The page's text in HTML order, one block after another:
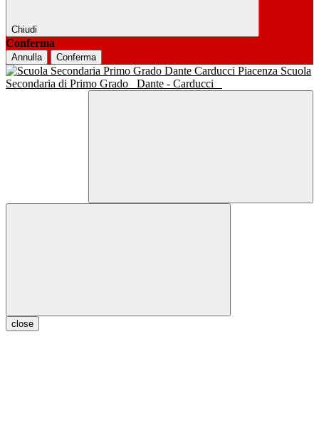
Chiudi
Conferma
Annulla Conferma
Scuola
Secondaria di Primo Grado
Dante - Carducci
close